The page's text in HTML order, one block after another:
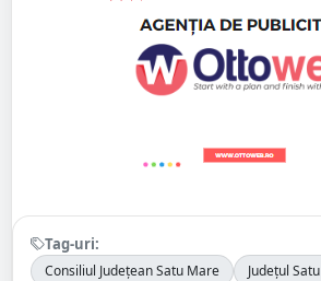
Tag-uri:
Consiliul Județean Satu Mare
Județul